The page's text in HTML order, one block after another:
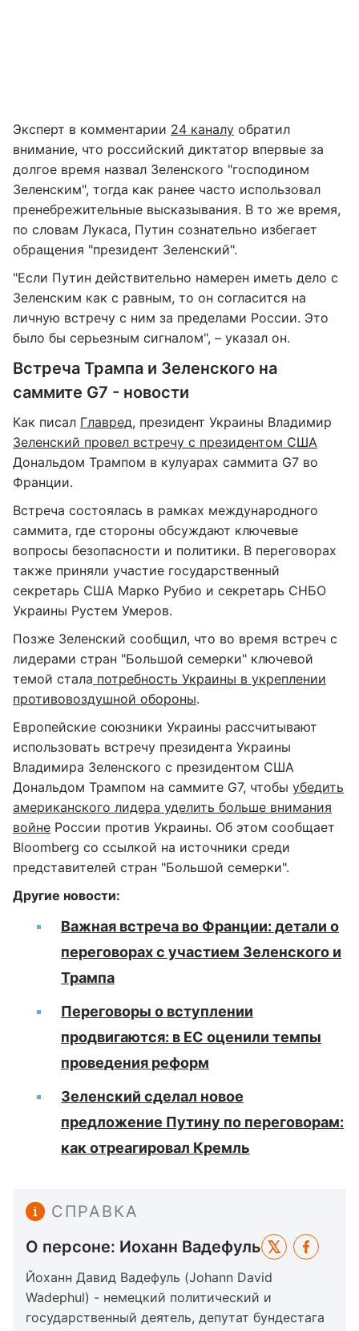
Эксперт в комментарии 24 каналу обратил
внимание, что российский диктатор впервые за
долгое время назвал Зеленского "господином
Зеленским", тогда как ранее часто использовал
пренебрежительные высказывания. В то же время,
по словам Лукаса, Путин сознательно избегает
обращения "президент Зеленский".
"Если Путин действительно намерен иметь дело с
Зеленским как с равным, то он согласится на
личную встречу с ним за пределами России. Это
было бы серьезным сигналом", – указал он.
Встреча Трампа и Зеленского на
саммите G7 - новости
Как писал Главред, президент Украины Владимир
Зеленский провел встречу с президентом США
Дональдом Трампом в кулуарах саммита G7 во
Франции.
Встреча состоялась в рамках международного
саммита, где стороны обсуждают ключевые
вопросы безопасности и политики. В переговорах
также приняли участие государственный
секретарь США Марко Рубио и секретарь СНБО
Украины Рустем Умеров.
Позже Зеленский сообщил, что во время встреч с
лидерами стран "Большой семерки" ключевой
темой стала потребность Украины в укреплении
противовоздушной обороны.
Европейские союзники Украины рассчитывают
использовать встречу президента Украины
Владимира Зеленского с президентом США
Дональдом Трампом на саммите G7, чтобы убедить
американского лидера уделить больше внимания
войне России против Украины. Об этом сообщает
Bloomberg со ссылкой на источники среди
представителей стран "Большой семерки".
Другие новости:
Важная встреча во Франции: детали о
переговорах с участием Зеленского и
Трампа
Переговоры о вступлении
продвигаются: в ЕС оценили темпы
проведения реформ
Зеленский сделал новое
предложение Путину по переговорам:
как отреагировал Кремль
СПРАВКА
О персоне: Иоханн Вадефуль
Йоханн Давид Вадефуль (Johann David
Wadephul) - немецкий политический и
государственный деятель, депутат бундестага